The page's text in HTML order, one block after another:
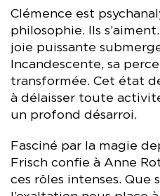
Clémence est
philosophie. Ils
joie puissante
Incandescente, sa
transformée. Cet état
à délaisser toute
un profond désarroi.
Fasciné par la magie
Frisch confie à Anne
ces rôles intenses. Que